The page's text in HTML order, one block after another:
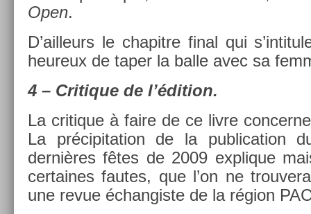
Open.
D’ail­leurs le chapit­re final qui
heureux de taper la balle avec sa
4 – Critique de l’édi­tion.
La critique à faire de ce livre
La précipita­tion de la pub­lica­tion
dernières fêtes de 2009 ex­plique
cer­taines fautes, que l’on ne
une revue échan­giste de la région